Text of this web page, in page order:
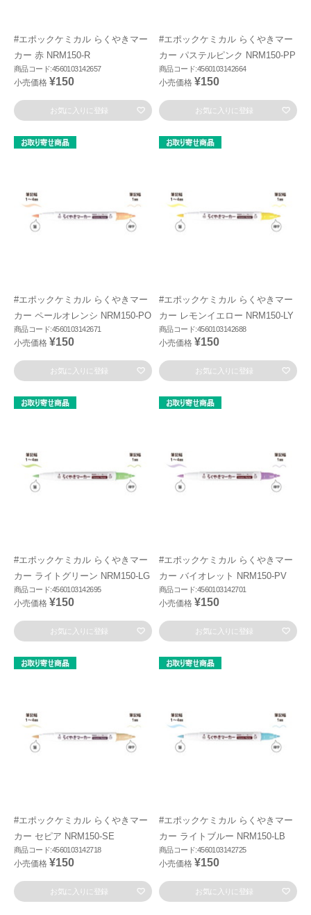
#エポックケミカル らくやきマー
カー 赤 NRM150-R
商品コード:4560103142657
小売価格 ¥150
お気に入りに登録
#エポックケミカル らくやきマー
カー パステルピンク NRM150-PP
商品コード:4560103142664
小売価格 ¥150
お気に入りに登録
#エポックケミカル らくやきマー
カー ペールオレンシ NRM150-PO
商品コード:4560103142671
小売価格 ¥150
お気に入りに登録
#エポックケミカル らくやきマー
カー レモンイエロー NRM150-LY
商品コード:4560103142688
小売価格 ¥150
お気に入りに登録
#エポックケミカル らくやきマー
カー ライトグリーン NRM150-LG
商品コード:4560103142695
小売価格 ¥150
お気に入りに登録
#エポックケミカル らくやきマー
カー バイオレット NRM150-PV
商品コード:4560103142701
小売価格 ¥150
お気に入りに登録
#エポックケミカル らくやきマー
カー セピア NRM150-SE
商品コード:4560103142718
小売価格 ¥150
お気に入りに登録
#エポックケミカル らくやきマー
カー ライトブルー NRM150-LB
商品コード:4560103142725
小売価格 ¥150
お気に入りに登録